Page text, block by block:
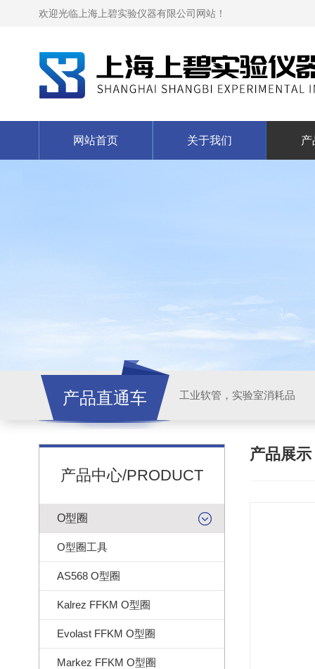
欢迎光临上海上碧实验仪器有限公司网站！
网站首页 关于我们 产
产品直通车 工业软管，实验室消耗品
产品中心/PRODUCT
O型圈
O型圈工具
AS568 O型圈
Kalrez FFKM O型圈
Evolast FFKM O型圈
Markez FFKM O型圈
产品展示